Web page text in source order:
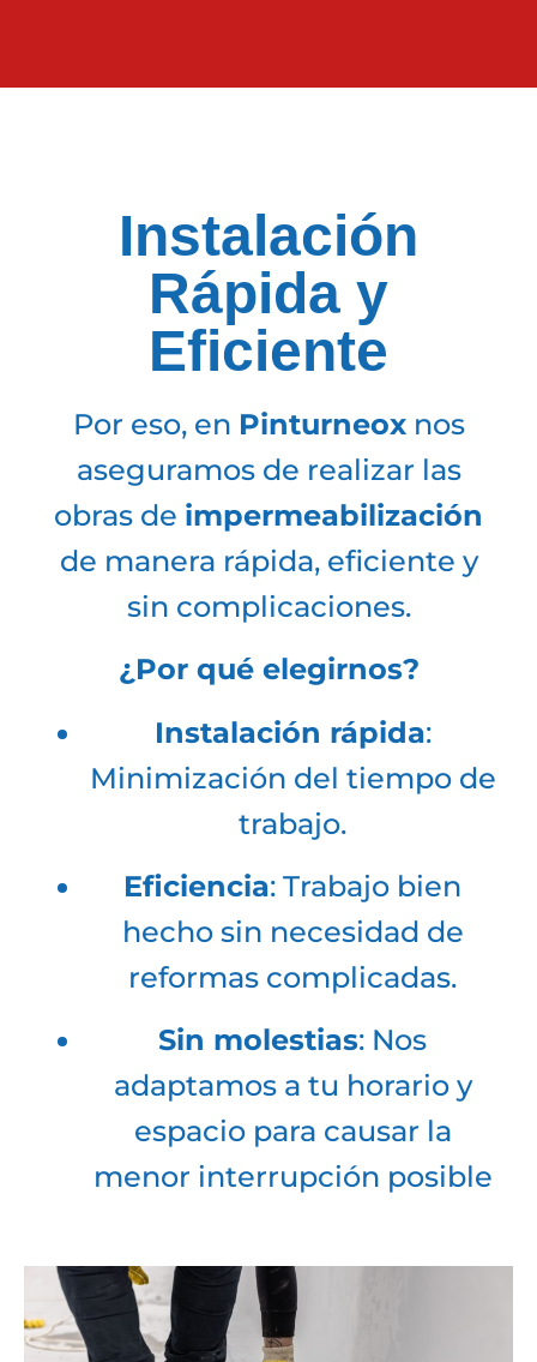
Instalación
Rápida y
Eficiente
Por eso, en Pinturneoxnos
aseguramos de realizar las
obras de impermeabilización
de manera rápida, eficiente y
sin complicaciones.
¿Por qué elegirnos?
Instalación rápida:
Minimización del tiempo de
trabajo.
Eficiencia: Trabajo bien
hecho sin necesidad de
reformas complicadas.
Sin molestias: Nos
adaptamos a tu horario y
espacio para causar la
menor interrupción posible